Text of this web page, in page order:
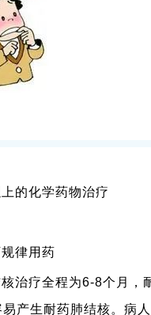
的化学药物治疗
律用药
治疗全程为6-8个月
产生耐药肺结核。病